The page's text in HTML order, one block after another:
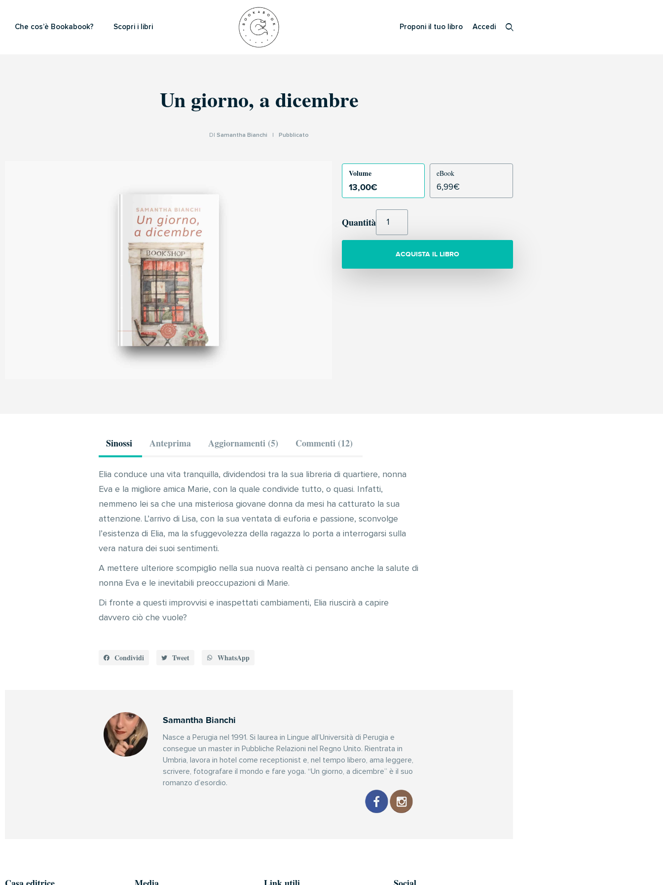
Che cos’è Bookabook? Scopri i libri Proponi il tuo libro Accedi
Un giorno, a dicembre
DI Samantha Bianchi Pubblicato
Volume
13,00€
eBook
6,99€
Quantità
ACQUISTA IL LIBRO
Sinossi Anteprima Aggiornamenti (5) Commenti (12)
Elia conduce una vita tranquilla, dividendosi tra la sua libreria di quartiere, nonna
Eva e la migliore amica Marie, con la quale condivide tutto, o quasi. Infatti,
nemmeno lei sa che una misteriosa giovane donna da mesi ha catturato la sua
attenzione. L’arrivo di Lisa, con la sua ventata di euforia e passione, sconvolge
l’esistenza di Elia, ma la sfuggevolezza della ragazza lo porta a interrogarsi sulla
vera natura dei suoi sentimenti.
A mettere ulteriore scompiglio nella sua nuova realtà ci pensano anche la salute di
nonna Eva e le inevitabili preoccupazioni di Marie.
Di fronte a questi improvvisi e inaspettati cambiamenti, Elia riuscirà a capire
davvero ciò che vuole?
Condividi Tweet WhatsApp
Samantha Bianchi
Nasce a Perugia nel 1991. Si laurea in Lingue all’Università di Perugia e
consegue un master in Pubbliche Relazioni nel Regno Unito. Rientrata in
Umbria, lavora in hotel come receptionist e, nel tempo libero, ama leggere,
scrivere, fotografare il mondo e fare yoga. “Un giorno, a dicembre” è il suo
romanzo d’esordio.